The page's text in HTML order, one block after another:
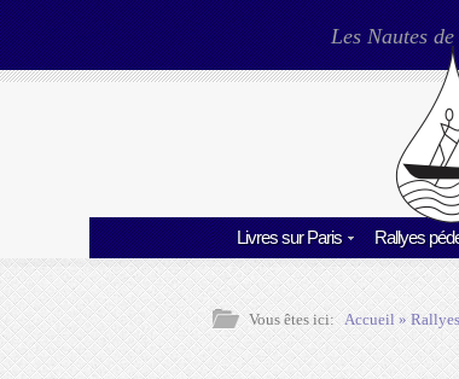
Les Nautes
Livres sur Paris Rallyes
Vous êtes ici: Accueil»